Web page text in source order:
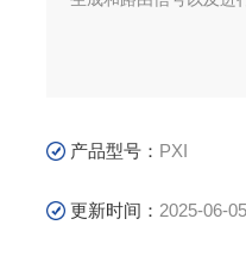
产品型号： PXI
更新时间： 2025-06-05